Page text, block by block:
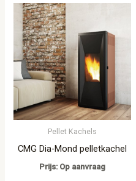
Pellet Kachels
CMG Dia-Mond pelletkachel
Prijs: Op aanvraag